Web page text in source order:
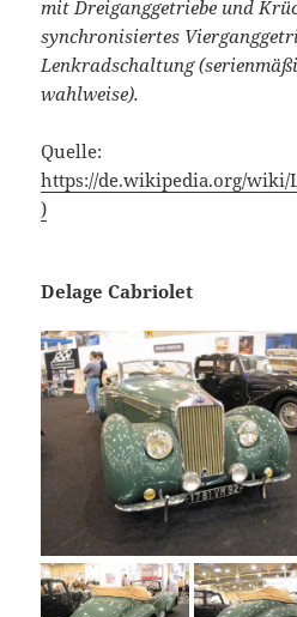
mit Dreiganggetriebe und
synchronisiertes
Lenkradschaltung
wahlweise).
Quelle:
https://de.wikipedia.org/wiki/
)
Delage Cabriolet